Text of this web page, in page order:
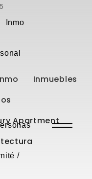
Inmo
/
Inmuebles
Apartment